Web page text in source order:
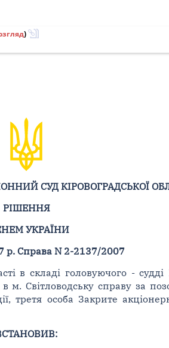
)
СУД КІРОВОГРАДСЬКОЇ
РІШЕННЯ
УКРАЇНИ
р. Справа N 2-2137/2007
в складі головуючого -
м. Світловодську справу за
третя особа Закрите